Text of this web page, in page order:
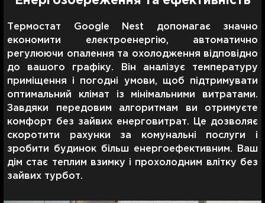
Термостат Google Nest допомагає значно
економити електроенергію, автоматично
регулюючи опалення та охолодження відповідно
до вашого графіку. Він аналізує температуру
приміщення і погодні умови, щоб підтримувати
оптимальний клімат із мінімальними витратами.
Завдяки передовим алгоритмам ви отримуєте
комфорт без зайвих енерговитрат. Це дозволяє
скоротити рахунки за комунальні послуги і
зробити будинок більш енергоефективним. Ваш
дім стає теплим взимку і прохолодним влітку без
зайвих турбот.